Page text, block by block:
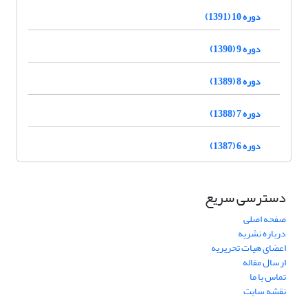
دوره 10 (1391)
دوره 9 (1390)
دوره 8 (1389)
دوره 7 (1388)
دوره 6 (1387)
دسترسی سریع
صفحه اصلی
درباره نشریه
اعضای هیات تحریریه
ارسال مقاله
تماس با ما
نقشه سایت